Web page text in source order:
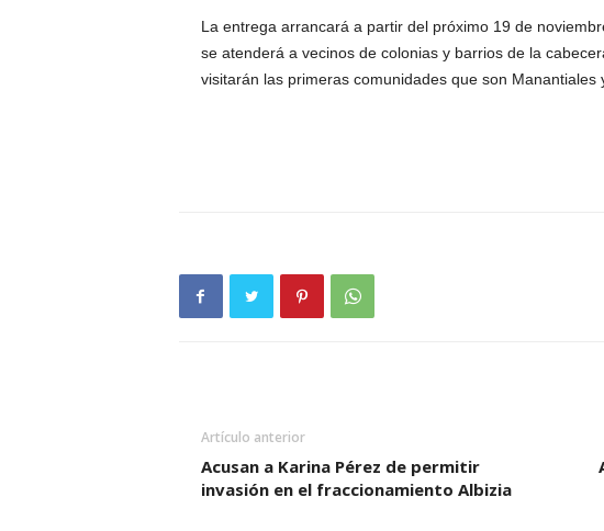
La entrega arrancará a partir del próximo 19 de
se atenderá a vecinos de colonias y barrios de la
visitarán las primeras comunidades que son Manantiales
Artículo anterior
Acusan a Karina Pérez de permitir
invasión en el fraccionamiento Albizia